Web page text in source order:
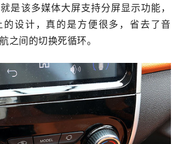
是该多媒体大屏支持分屏显示功能，
设计，真的是方便很多，省去了音
之间的切换死循环。